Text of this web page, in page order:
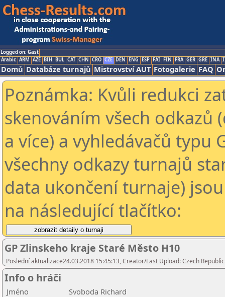
Logged on: Gast
Arabic ARM AZE BIH BUL CAT CHN CRO CZE DEN ENG ESP FAI FIN FRA GER GRE INA
Domů Databáze turnajů Mistrovství AUT Fotogalerie FAQ
Poznámka: Kvůli redukci
skenováním všech odkazů
a více) a vyhledávačů typu
všechny odkazy turnajů
data ukončení turnaje)
na následující tlačítko:
GP Zlinskeho kraje Staré Město H10
Poslední aktualizace24.03.2018 15:45:13, Creator/Last Upload: Czech
Info o hráči
Jméno
Svoboda Richard